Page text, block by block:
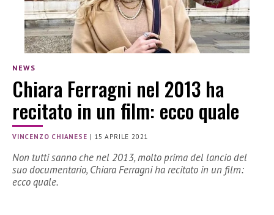
NEWS
Chiara Ferragni nel 2013 ha
recitato in un film: ecco quale
VINCENZO CHIANESE | 15 APRILE 2021
Non tutti sanno che nel 2013, molto prima del lancio del
suo documentario, Chiara Ferragni ha recitato in un film:
ecco quale.